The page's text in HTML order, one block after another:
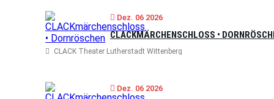
Dez. 06 2026
CLACKMÄRCHENSCHLOSS •
CLACK Theater Lutherstadt Wittenberg
Dez. 06 2026